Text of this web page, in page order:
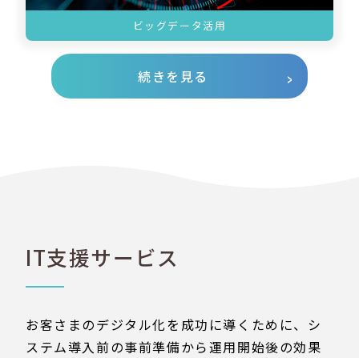
ビッグデータ活用
続きを見る
IT支援サービス
お客さまのデジタル化を成功に導くために、シ
ステム導入前の事前準備から運用開始後の効果